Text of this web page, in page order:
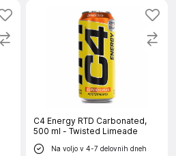
C4 Energy RTD Carbonated,
500 ml - Twisted Limeade
Na voljo v 4-7 delovnih dneh